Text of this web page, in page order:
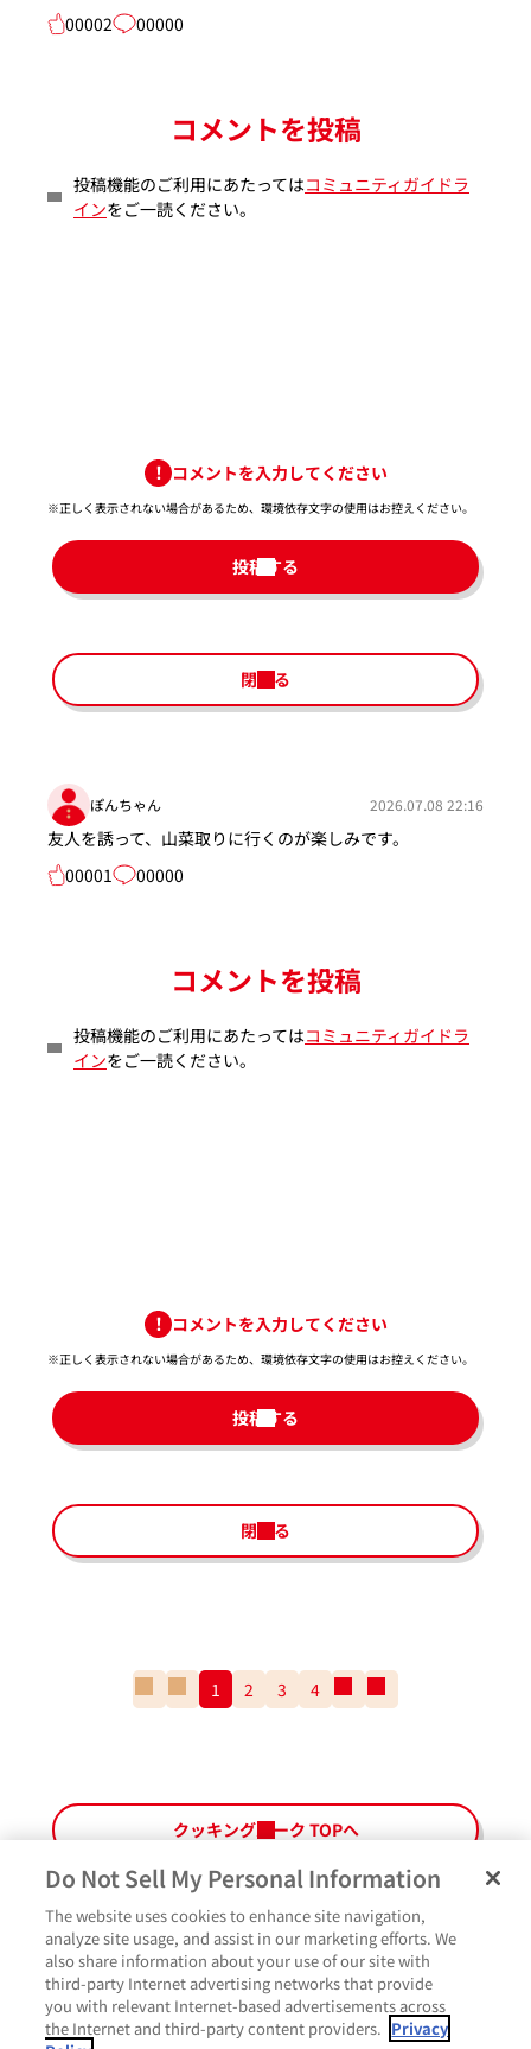
00002
00000
コメントを投稿
投稿機能のご利用にあたってはコミュニティガイドラ
インをご一読ください。
コメントを入力してください
※正しく表示されない場合があるため、環境依存文字の使用はお控えください。​
投稿する
閉じる
ぽんちゃん 2026.07.08 22:16
友人を誘って、山菜取りに行くのが楽しみです。
00001
00000
コメントを投稿
投稿機能のご利用にあたってはコミュニティガイドラ
インをご一読ください。
コメントを入力してください
※正しく表示されない場合があるため、環境依存文字の使用はお控えください。​
投稿する
閉じる
番
ペ
ー
ジ
の
1 2 3 4
の
番
ペ
ー
クッキングパーク TOPへ
いいね
Do Not Sell My Personal Information
The website uses cookies to enhance site navigation,
analyze site usage, and assist in our marketing efforts. We
also share information about your use of our site with
third-party Internet advertising networks that provide
you with relevant Internet-based advertisements across
the Internet and third-party content providers. Privacy